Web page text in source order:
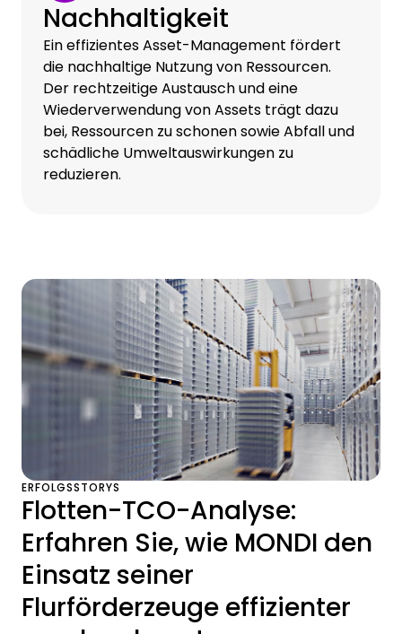
Nachhaltigkeit
Ein effizientes Asset-Management fördert
die nachhaltige Nutzung von Ressourcen.
Der rechtzeitige Austausch und eine
Wiederverwendung von Assets trägt dazu
bei, Ressourcen zu schonen sowie Abfall und
schädliche Umweltauswirkungen zu
reduzieren.
ERFOLGSSTORYS
Flotten-TCO-Analyse:
Erfahren Sie, wie MONDI den
Einsatz seiner
Flurförderzeuge effizienter